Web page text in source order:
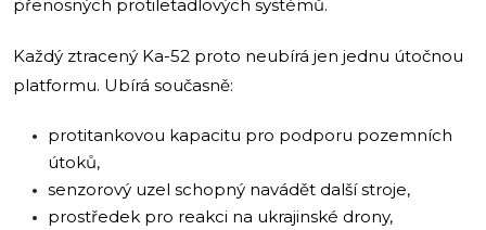
přenosných protiletadlových systémů.
Každý ztracený Ka-52 proto neubírá jen jednu útočnou
platformu. Ubírá současně:
protitankovou kapacitu pro podporu pozemních
útoků,
senzorový uzel schopný navádět další stroje,
prostředek pro reakci na ukrajinské drony,